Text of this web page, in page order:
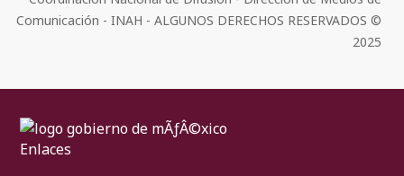
Comunicación - INAH - ALGUNOS DERECHOS RESERVADOS ©
2025
Enlaces